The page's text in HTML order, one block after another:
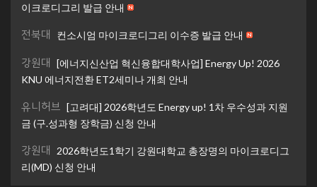
이크로디그리 발급 안내
전북대 컨소시엄 마이크로디그리 이수증 발급 안내
강원대 [에너지신산업 혁신융합대학사업] Energy Up! 2026
KNU 에너지전환 ET2세미나 개최 안내
유니허브 [고려대] 2026학년도 Energy up! 1차 우수성과 지원
금 (구.성과형 장학금) 신청 안내
강원대
2026학년도1학기 강원대학교 총장명의 마이크로디그
리(MD) 신청 안내